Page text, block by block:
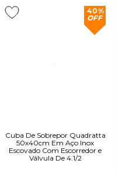
40%
OFF
Cuba De Sobrepor Quadratta
50x40cm Em Aço Inox
Escovado Com Escorredor e
Válvula De 4.1/2